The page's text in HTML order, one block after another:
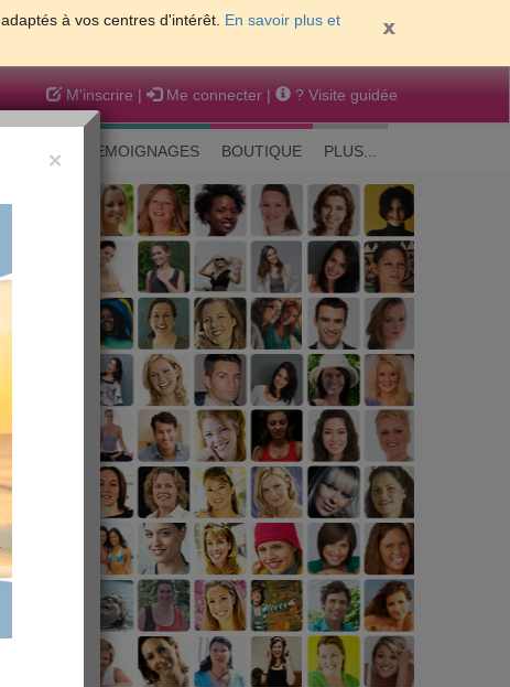
à vos centres d'intérêt. En savoir plus et
M'inscrire | Me connecter | ? Visite guidée
TEMOIGNAGES BOUTIQUE PLUS...
×